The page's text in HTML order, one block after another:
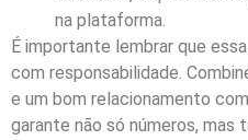
na plataforma.
É importante lembrar que
com responsabilidade.
e um bom relacionamento
garante não só números, mas